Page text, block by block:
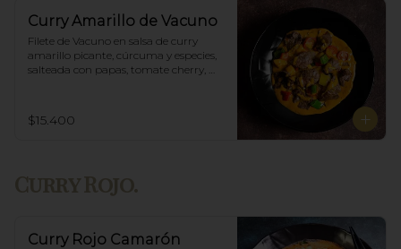
Curry Amarillo de Vacuno
Filete de Vacuno en salsa de curry
amarillo picante, cúrcuma y especies,
salteada con papas, tomate cherry,
$15.400
Curry Rojo.
Curry Rojo Camarón